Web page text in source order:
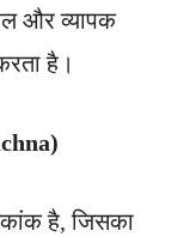
और व्यापक
है।
है, जिसका